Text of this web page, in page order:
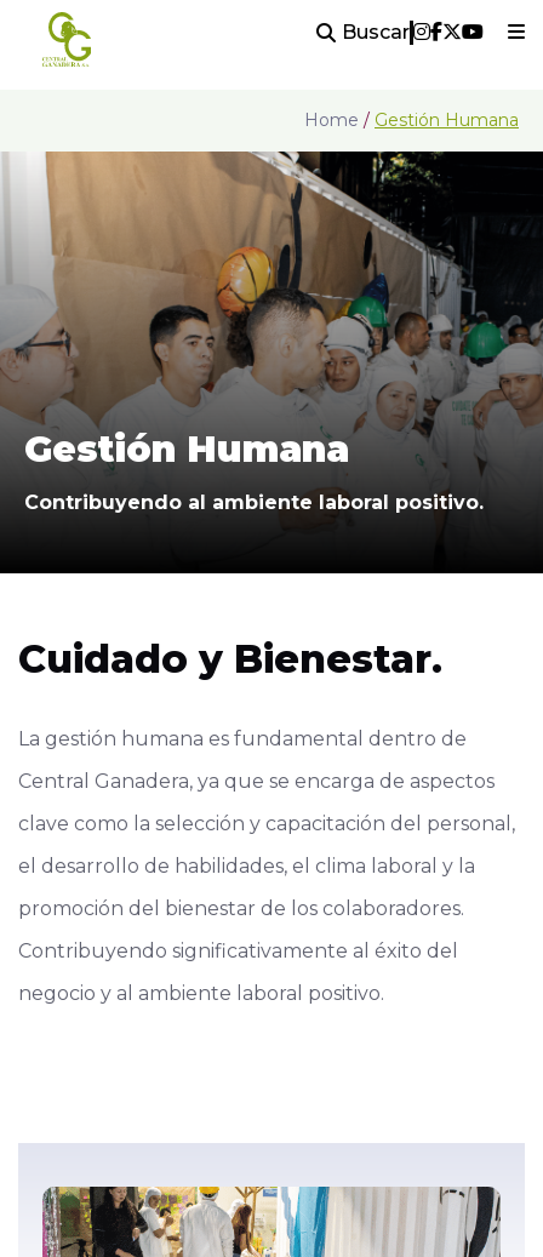
Buscar
Home / Gestión Humana
Gestión Humana
Contribuyendo al ambiente laboral positivo.
Cuidado y Bienestar.
La gestión humana es fundamental dentro de
Central Ganadera, ya que se encarga de aspectos
clave como la selección y capacitación del personal,
el desarrollo de habilidades, el clima laboral y la
promoción del bienestar de los colaboradores.
Contribuyendo significativamente al éxito del
negocio y al ambiente laboral positivo.